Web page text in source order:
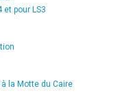
et pour LS3
la Motte du Caire